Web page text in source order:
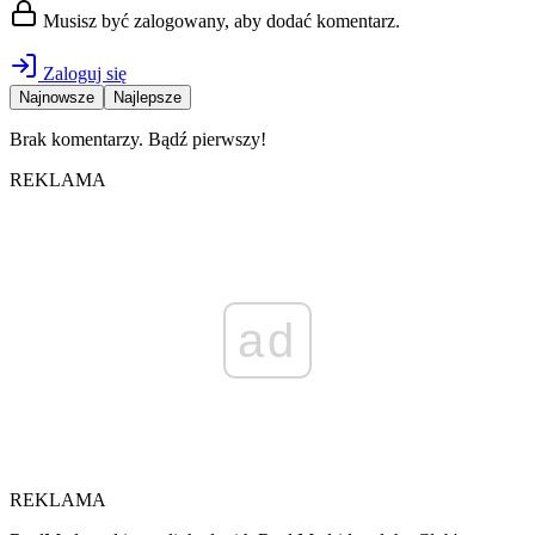
Musisz być zalogowany, aby dodać komentarz.
Zaloguj się
Najnowsze Najlepsze
Brak komentarzy. Bądź pierwszy!
REKLAMA
ad
REKLAMA